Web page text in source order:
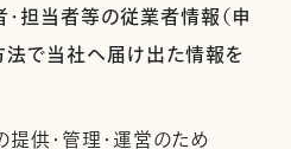
担当者等の従業者情報（申
で当社へ届け出た情報を
提供・管理・運営のため